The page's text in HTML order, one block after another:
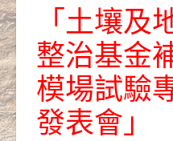
「土壤及
整治基金
模場試驗
發表會」